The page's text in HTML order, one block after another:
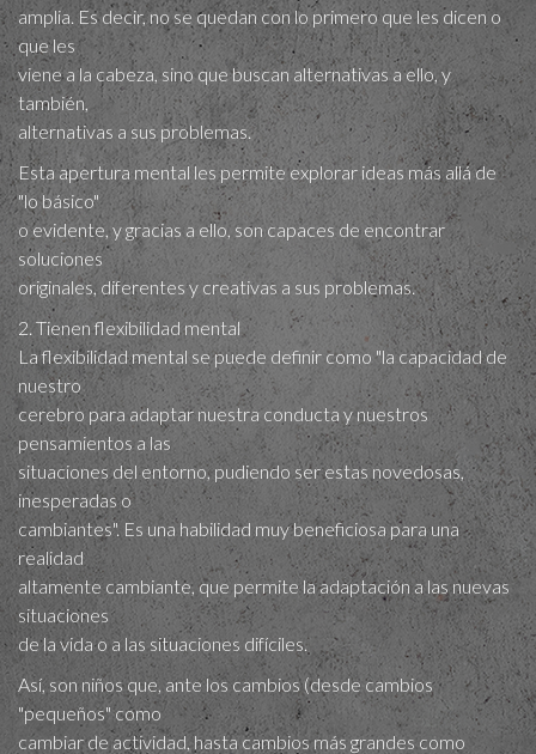
amplia. Es decir, no se quedan con lo primero que les dicen o
que les
viene a la cabeza, sino que buscan alternativas a ello, y
también,
alternativas a sus problemas.
Esta apertura mental les permite explorar ideas más allá de
"lo básico"
o evidente, y gracias a ello, son capaces de encontrar
soluciones
originales, diferentes y creativas a sus problemas.
2. Tienen flexibilidad mental
La flexibilidad mental se puede definir como "la capacidad de
nuestro
cerebro para adaptar nuestra conducta y nuestros
pensamientos a las
situaciones del entorno, pudiendo ser estas novedosas,
inesperadas o
cambiantes". Es una habilidad muy beneficiosa para una
realidad
altamente cambiante, que permite la adaptación a las nuevas
situaciones
de la vida o a las situaciones difíciles.
Así, son niños que, ante los cambios (desde cambios
"pequeños" como
cambiar de actividad, hasta cambios más grandes como